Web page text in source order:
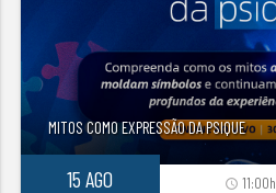
MITOS COMO EXPRESSÃO DA PSIQUE
15 AGO access_time 11:00h